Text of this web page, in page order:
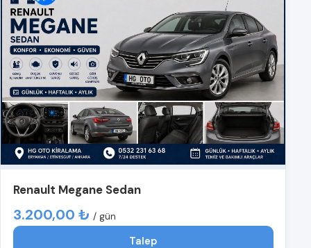
Renault Megane Sedan
3.200,00 ₺ / gün
Talep